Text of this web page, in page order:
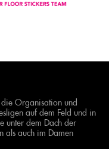
Organisation und
auf dem Feld und in
unter dem Dach der
als auch im Damen